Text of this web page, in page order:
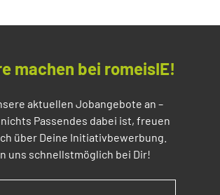
machen bei romeisIE!
aktuellen Jobangebote an –
Passendes dabei ist, freuen
über Deine Initiativbewerbung.
uns schnellstmöglich bei Dir!